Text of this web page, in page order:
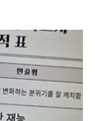
또한 왜곡시키는 듯하
낀다. 그런 의미에서 이
내전, 베트남 전쟁 그리
같은 주요 사건들을 간략
. 책을 읽고 "역사는 아와
표현이 떠올랐다. 책에